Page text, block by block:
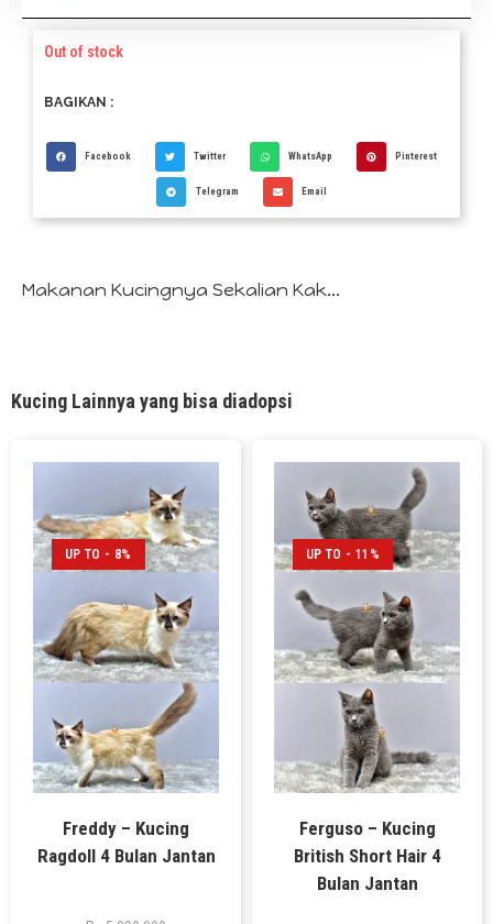
Out of stock
BAGIKAN :
Facebook Twitter WhatsApp Pinterest
Telegram Email
Makanan Kucingnya Sekalian Kak...
Kucing Lainnya yang bisa diadopsi
UP TO - 8%
Freddy – Kucing
Ragdoll 4 Bulan Jantan
UP TO - 11%
Ferguso – Kucing
British Short Hair 4
Bulan Jantan